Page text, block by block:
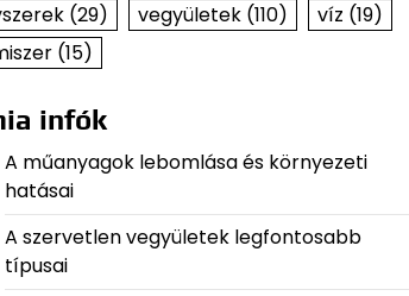
(29) vegyületek(110) víz (19)
(15)
infók
A műanyagok lebomlása és környezeti
hatásai
A szervetlen vegyületek legfontosabb
típusai